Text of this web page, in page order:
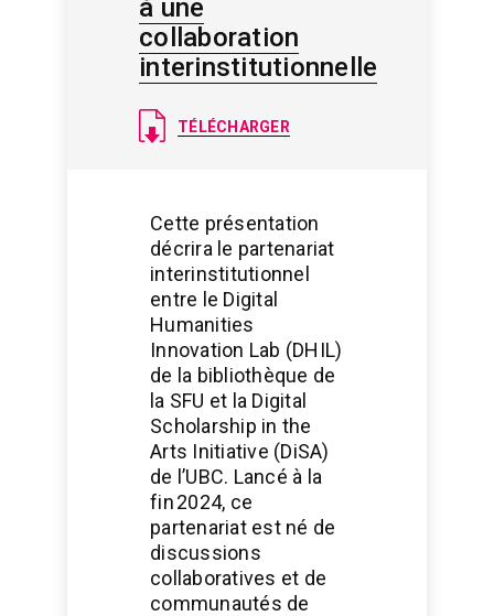
à une
collaboration
interinstitutionnelle
Document
TÉLÉCHARGER
Cette présentation
décrira le partenariat
interinstitutionnel
entre le Digital
Humanities
Innovation Lab (DHIL)
de la bibliothèque de
la SFU et la Digital
Scholarship in the
Arts Initiative (DiSA)
de l’UBC. Lancé à la
fin 2024, ce
partenariat est né de
discussions
collaboratives et de
communautés de